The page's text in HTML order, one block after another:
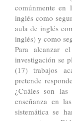
comúnmente en
inglés como
aula de inglés
inglés) y como
Para alcanzar
investigación se
(17) trabajos
pretende
¿Cuáles son
enseñanza en
sistemática se